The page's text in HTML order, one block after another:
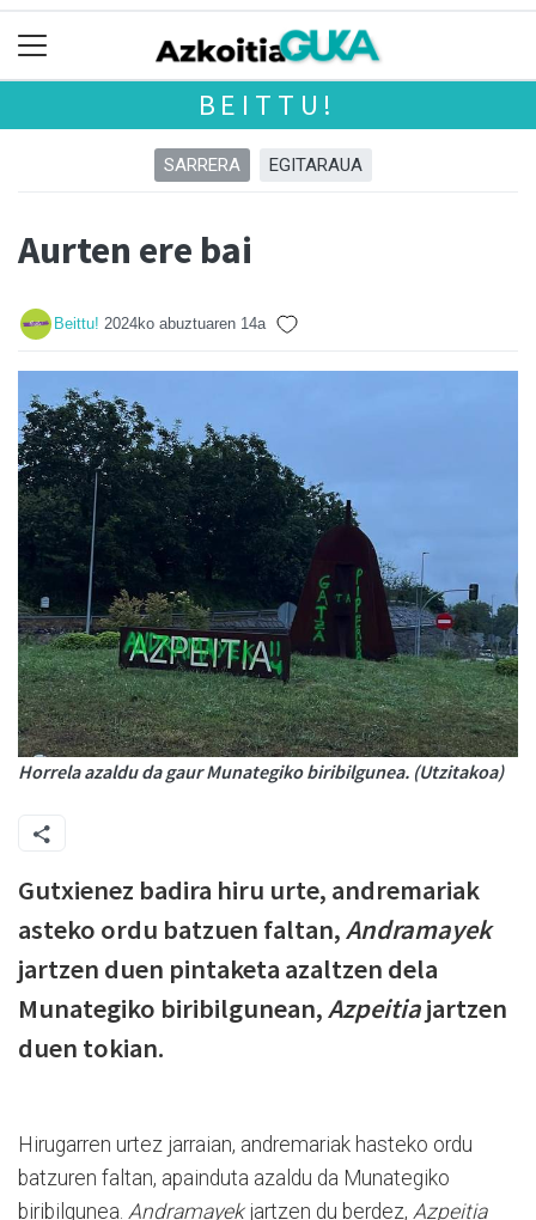
BEITTU!
SARRERA EGITARAUA
Aurten ere bai
Beittu! 2024ko abuztuaren 14a
Horrela azaldu da gaur Munategiko biribilgunea. (Utzitakoa)
Gutxienez badira hiru urte, andremariak
asteko ordu batzuen faltan,Andramayek
jartzen duen pintaketa azaltzen dela
Munategiko biribilgunean,Azpeitiajartzen
duen tokian.
Hirugarren urtez jarraian, andremariak hasteko ordu
batzuren faltan, apainduta azaldu da Munategiko
biribilgunea. Andramayekjartzen du berdez, Azpeitia